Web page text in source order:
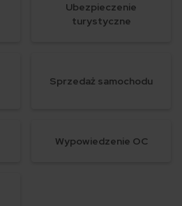
Ubezpieczenie
turystyczne
Sprzedaż samochodu
Wypowiedzenie OC